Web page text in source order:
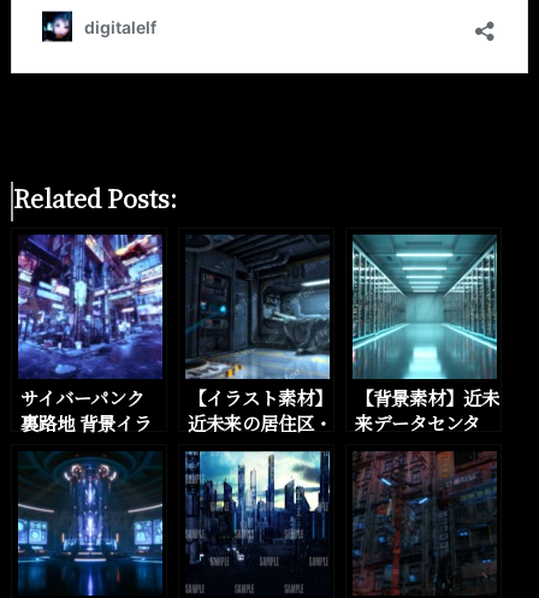
Related Posts:
サイバーパンク
裏路地 背景イラ
スト｜近未来ナイ
トシティ十字路
（商用利用OK・
高解像度3枚セッ
ト）
【イラスト素材】
近未来の居住区・
ベッドルーム・マ
イルームを数点追
加しました
【背景素材】近未
来データセンタ
ー・サーバーファ
ーム 5種×監視映
像差分 10枚セッ
トをBOOTHに追
加しました。